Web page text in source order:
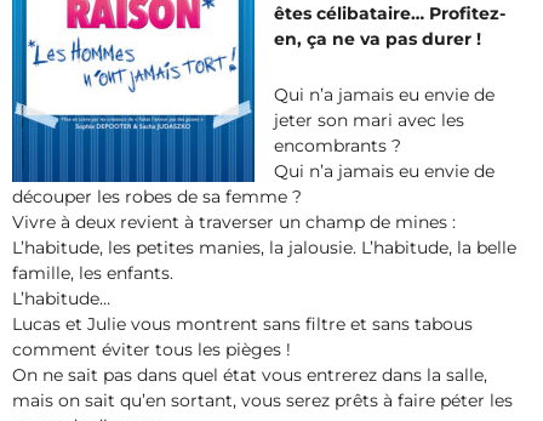
êtes célibataire… Profitez-
en, ça ne va pas durer !
Qui n’a jamais eu envie de
jeter son mari avec les
encombrants ?
Qui n’a jamais eu envie de
découper les robes de sa femme ?
Vivre à deux revient à traverser un champ de mines :
L’habitude, les petites manies, la jalousie. L’habitude, la belle
famille, les enfants.
L’habitude…
Lucas et Julie vous montrent sans filtre et sans tabous
comment éviter tous les pièges !
On ne sait pas dans quel état vous entrerez dans la salle,
mais on sait qu’en sortant, vous serez prêts à faire péter les